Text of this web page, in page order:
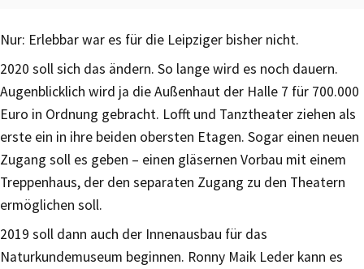
Nur: Erlebbar war es für die Leipziger bisher nicht.
2020 soll sich das ändern. So lange wird es noch dauern.
Augenblicklich wird ja die Außenhaut der Halle 7 für 700.000
Euro in Ordnung gebracht. Lofft und Tanztheater ziehen als
erste ein in ihre beiden obersten Etagen. Sogar einen neuen
Zugang soll es geben – einen gläsernen Vorbau mit einem
Treppenhaus, der den separaten Zugang zu den Theatern
ermöglichen soll.
2019 soll dann auch der Innenausbau für das
Naturkundemuseum beginnen. Ronny Maik Leder kann es